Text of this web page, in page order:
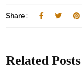
Share :
Related Posts